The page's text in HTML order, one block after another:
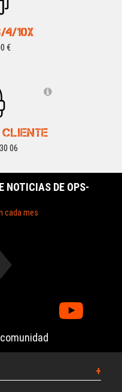
4/10X
€
06
NOTICIAS DE OPS-
cada mes